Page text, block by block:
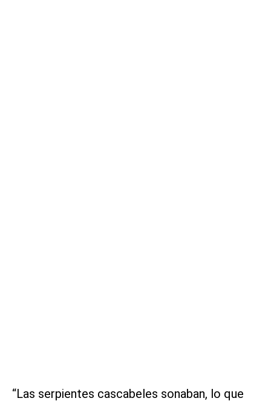
“Las serpientes cascabeles sonaban, lo que